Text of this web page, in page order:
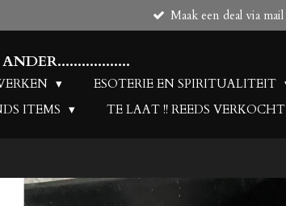
Maak een deal via mail
ESOTERIE EN SPIRITUALITEIT
ITEMS
TE LAAT !! REEDS VERKOCHT